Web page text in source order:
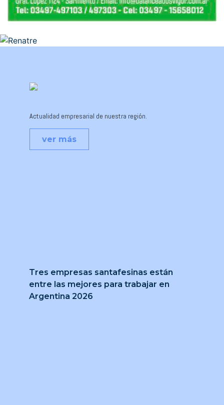
Tres empresas santafesinas están
entre las mejores para trabajar en
Argentina 2026
Actualidad empresarial de nuestra región.
ver más